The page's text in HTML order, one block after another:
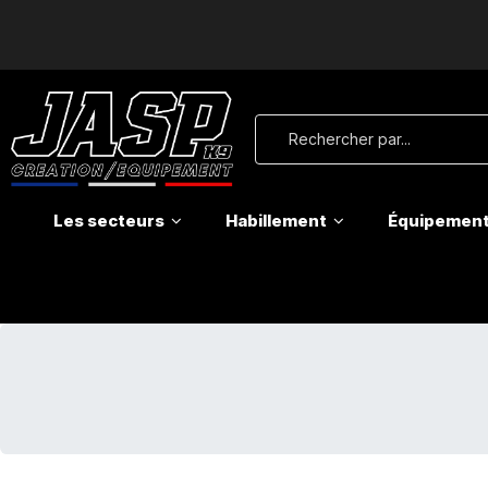
Les secteurs Habillement